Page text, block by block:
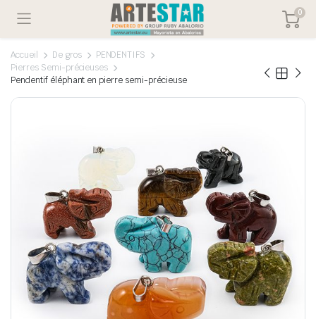
0
Accueil De gros
PENDENTIFS
Pierres Semi-précieuses
Pendentif éléphant en pierre semi-précieuse